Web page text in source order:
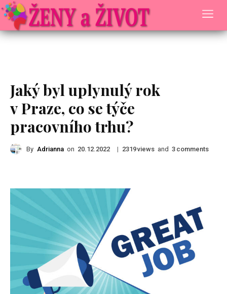
Rady a Tipy
Jaký byl uplynulý rok
v Praze, co se týče
pracovního trhu?
By Adrianna on 20.12.2022 | 2319views and 3 comments